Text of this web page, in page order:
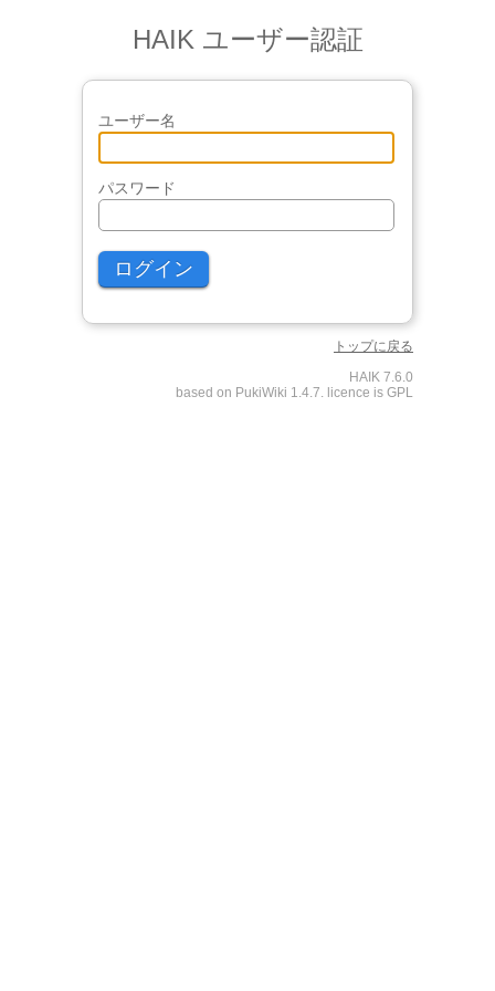
HAIK ユーザー認証
ユーザー名
パスワード
トップに戻る
HAIK 7.6.0
based on PukiWiki 1.4.7. licence is GPL